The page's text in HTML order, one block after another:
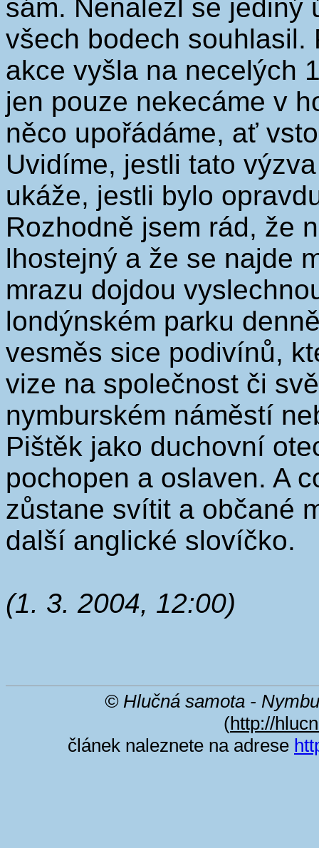
sám. Nenalezl se jediný
všech bodech souhlasil.
akce vyšla na necelých
jen pouze nekecáme v
něco upořádáme, ať
Uvidíme, jestli tato
ukáže, jestli bylo
Rozhodně jsem rád, že
lhostejný a že se najde
mrazu dojdou
londýnském parku
vesměs sice podivínů,
vize na společnost či
nymburském náměstí
Pištěk jako duchovní
pochopen a oslaven. A
zůstane svítit a občané
další anglické slovíčko.
(1. 3. 2004, 12:00)
© Hlučná samota -
(http://
článek naleznete na adrese